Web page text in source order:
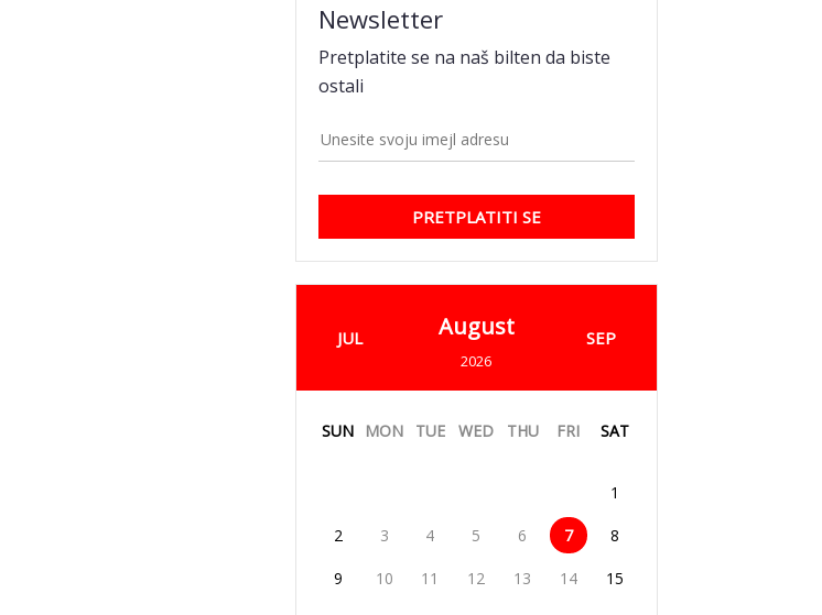
Newsletter
Pretplatite se na naš bilten da biste
ostali
PRETPLATITI SE
JUL August
2026
SEP
SUN MON TUE WED THU FRI SAT
1
2 3 4 5 6 7 8
9 10 11 12 13 14 15